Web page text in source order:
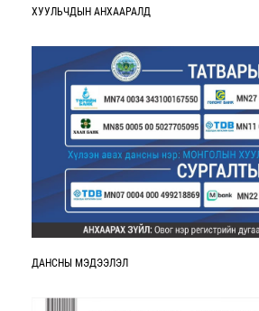
ХУУЛЬЧДЫН АНХААРАЛД
ДАНСНЫ МЭДЭЭЛЭЛ